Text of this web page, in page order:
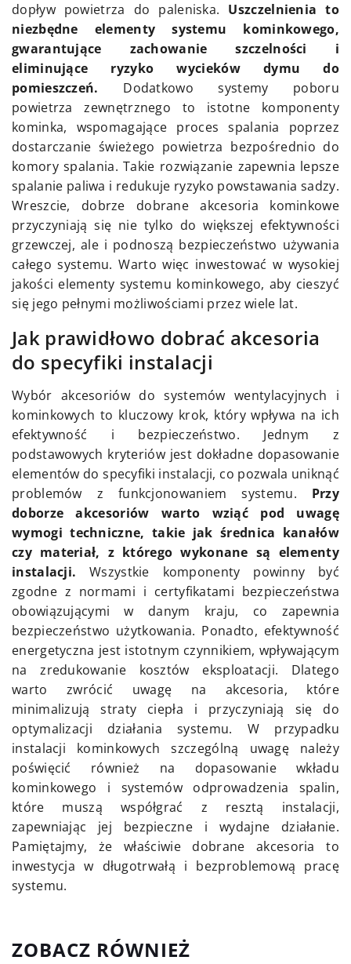
dopływ powietrza do paleniska. Uszczelnienia to
niezbędne elementy systemu kominkowego,
gwarantujące zachowanie szczelności i
eliminujące ryzyko wycieków dymu do
pomieszczeń. Dodatkowo systemy poboru
powietrza zewnętrznego to istotne komponenty
kominka, wspomagające proces spalania poprzez
dostarczanie świeżego powietrza bezpośrednio do
komory spalania. Takie rozwiązanie zapewnia lepsze
spalanie paliwa i redukuje ryzyko powstawania sadzy.
Wreszcie, dobrze dobrane akcesoria kominkowe
przyczyniają się nie tylko do większej efektywności
grzewczej, ale i podnoszą bezpieczeństwo używania
całego systemu. Warto więc inwestować w wysokiej
jakości elementy systemu kominkowego, aby cieszyć
się jego pełnymi możliwościami przez wiele lat.
Jak prawidłowo dobrać akcesoria
do specyfiki instalacji
Wybór akcesoriów do systemów wentylacyjnych i
kominkowych to kluczowy krok, który wpływa na ich
efektywność i bezpieczeństwo. Jednym z
podstawowych kryteriów jest dokładne dopasowanie
elementów do specyfiki instalacji, co pozwala uniknąć
problemów z funkcjonowaniem systemu. Przy
doborze akcesoriów warto wziąć pod uwagę
wymogi techniczne, takie jak średnica kanałów
czy materiał, z którego wykonane są elementy
instalacji. Wszystkie komponenty powinny być
zgodne z normami i certyfikatami bezpieczeństwa
obowiązującymi w danym kraju, co zapewnia
bezpieczeństwo użytkowania. Ponadto, efektywność
energetyczna jest istotnym czynnikiem, wpływającym
na zredukowanie kosztów eksploatacji. Dlatego
warto zwrócić uwagę na akcesoria, które
minimalizują straty ciepła i przyczyniają się do
optymalizacji działania systemu. W przypadku
instalacji kominkowych szczególną uwagę należy
poświęcić również na dopasowanie wkładu
kominkowego i systemów odprowadzenia spalin,
które muszą współgrać z resztą instalacji,
zapewniając jej bezpieczne i wydajne działanie.
Pamiętajmy, że właściwie dobrane akcesoria to
inwestycja w długotrwałą i bezproblemową pracę
systemu.
ZOBACZ RÓWNIEŻ